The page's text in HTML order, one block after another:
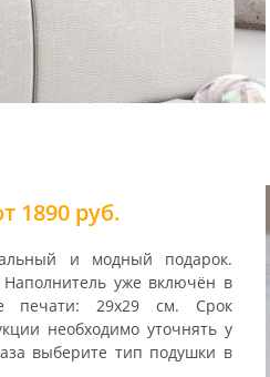
1890 руб.
и модный подарок.
уже включён в
печати: 29х29 см. Срок
необходимо уточнять у
выберите тип подушки в